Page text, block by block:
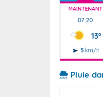
MAINTENANT
07:20
13°
5 km/h
Pluie